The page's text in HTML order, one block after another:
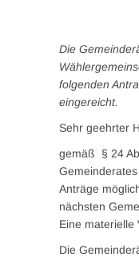
Die
folgenden
eingereicht.
Sehr geehrter
gemäß § 24
Anträge
nächsten
Eine materielle
Die